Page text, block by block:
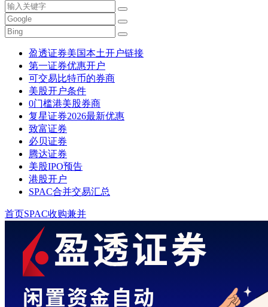
盈透证券美国本土开户链接
第一证券优惠开户
可交易比特币的券商
美股开户条件
0门槛港美股券商
复星证券2026最新优惠
致富证券
必贝证券
腾达证券
美股IPO预告
港股开户
SPAC合并交易汇总
首页SPAC收购兼并